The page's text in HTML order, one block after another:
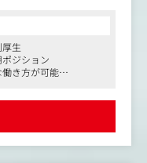
、効果検証というPD
大化するための戦略
デジタル広告の深い
ットを組み合わせ、
生
ジション
き方が可能